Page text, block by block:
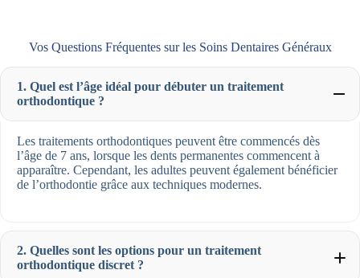
Vos Questions Fréquentes sur les Soins Dentaires Généraux
1. Quel est l’âge idéal pour débuter un traitement
orthodontique ?
Les traitements orthodontiques peuvent être commencés dès
l’âge de 7 ans, lorsque les dents permanentes commencent à
apparaître. Cependant, les adultes peuvent également bénéficier
de l’orthodontie grâce aux techniques modernes.
2. Quelles sont les options pour un traitement
orthodontique discret ?